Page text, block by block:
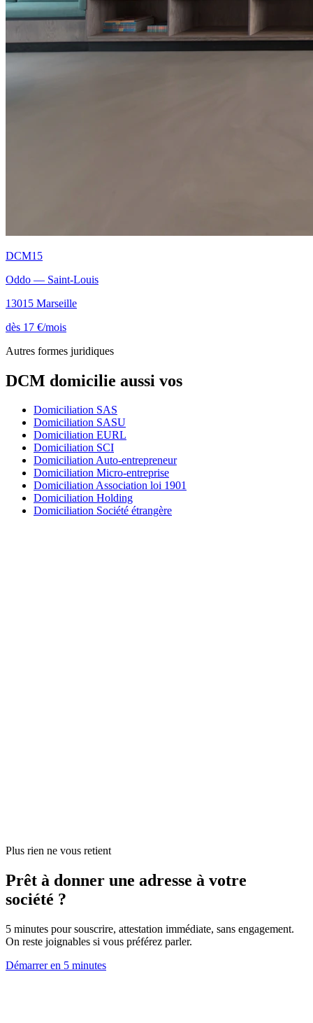
DCM15
Oddo — Saint-Louis
13015 Marseille
dès 17 €/mois
Autres formes juridiques
DCM domicilie aussi vos
Domiciliation SAS
Domiciliation SASU
Domiciliation EURL
Domiciliation SCI
Domiciliation Auto-entrepreneur
Domiciliation Micro-entreprise
Domiciliation Association loi 1901
Domiciliation Holding
Domiciliation Société étrangère
Plus rien ne vous retient
Prêt à donner une adresse à votre
société ?
5 minutes pour souscrire, attestation immédiate, sans engagement.
On reste joignables si vous préférez parler.
Démarrer en 5 minutes